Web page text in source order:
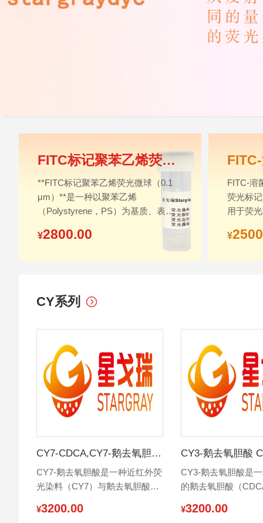
FITC标记聚苯乙烯荧光微球 0.1um，Polystyrene Particles-FITC
**FITC标记聚苯乙烯荧光微球（0.1
μm）**是一种以聚苯乙烯
（Polystyrene，PS）为基质、表面
或内部掺杂异硫氰酸荧光素（FITC）
的高性能荧光示踪材料。该类微球粒
径均一，平均直径约为0.1 μm（100
究、体外诊断、材料科学及纳米技术
相关领域。
¥2800.00
FITC-溶
荧光标
用于荧
¥
CY系列
CY7-CDCA,CY7-鹅去氧胆酸 ‌
CY7-鹅去氧胆酸是一种近红外荧
光染料（CY7）与鹅去氧胆酸
于生物医学研究中的荧光标记和
¥3200.00
CY3-鹅去氧胆酸
CY3-鹅去氧胆酸是
的鹅去氧胆酸（
染料，常用于生物标
¥3200.00